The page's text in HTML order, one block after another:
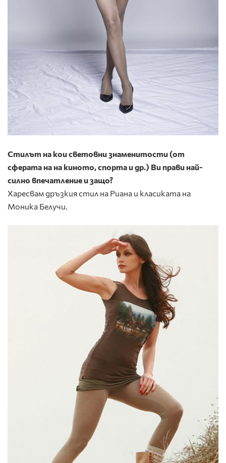
Стилът на кои световни знаменитости (от
сферата на на киното, спорта и др.) Ви прави най-
силно впечатление и защо?
Харесвам дръзкия стил на Риана и класиката на
Моника Белучи.